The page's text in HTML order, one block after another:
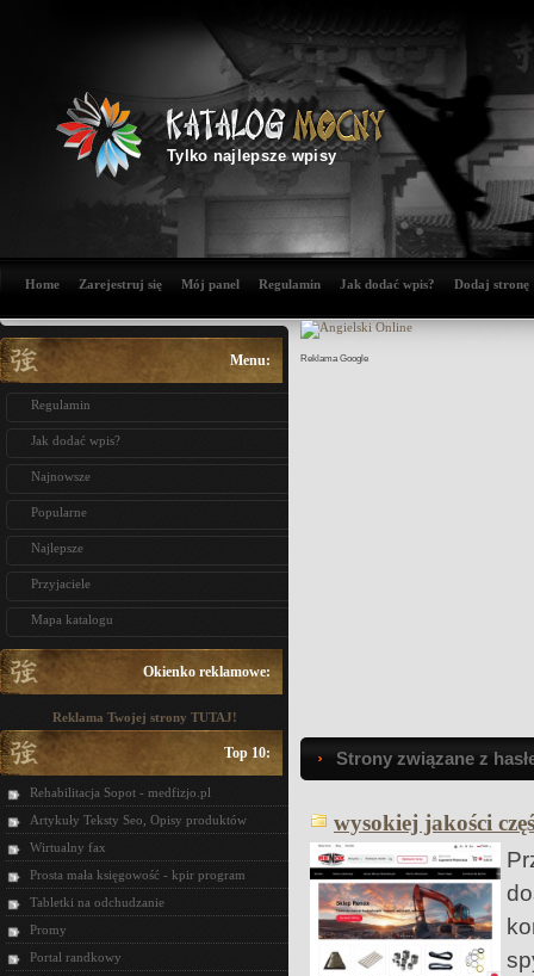
Tylko najlepsze wpisy
Home Zarejestruj się Mój panel Regulamin Jak dodać wpis? Dodaj stronę
Menu:
Regulamin
Jak dodać wpis?
Najnowsze
Popularne
Najlepsze
Przyjaciele
Mapa katalogu
Okienko reklamowe:
Reklama Twojej strony TUTAJ!
Top 10:
Rehabilitacja Sopot - medfizjo.pl
Artykuły Teksty Seo, Opisy produktów
Wirtualny fax
Prosta mała księgowość - kpir program
Tabletki na odchudzanie
Promy
Portal randkowy
Reklama Google
Strony związane z
wysokiej jakości